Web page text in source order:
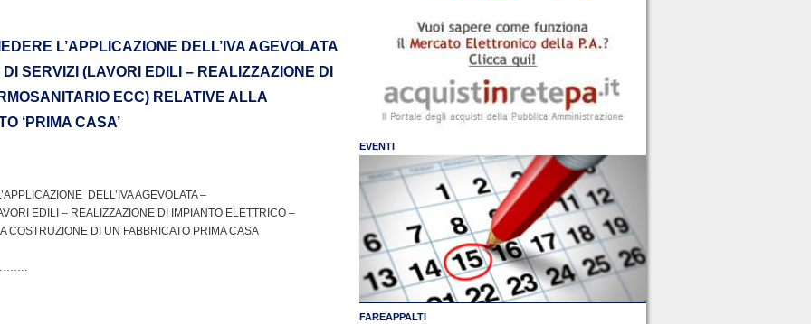
L’APPLICAZIONE DELL’IVA AGEVOLATA
SERVIZI (LAVORI EDILI – REALIZZAZIONE DI
ECC) RELATIVE ALLA
‘PRIMA CASA’
DELL’IVA AGEVOLATA –
EDILI – REALIZZAZIONE DI IMPIANTO ELETTRICO –
COSTRUZIONE DI UN FABBRICATO PRIMA CASA
EVENTI
FAREAPPALTI